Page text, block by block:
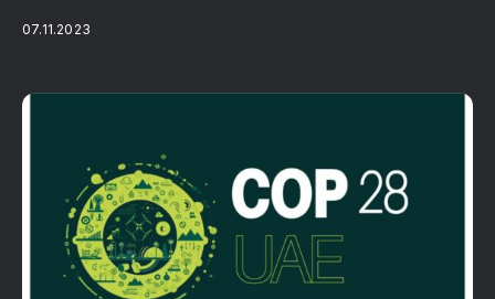
07.11.2023